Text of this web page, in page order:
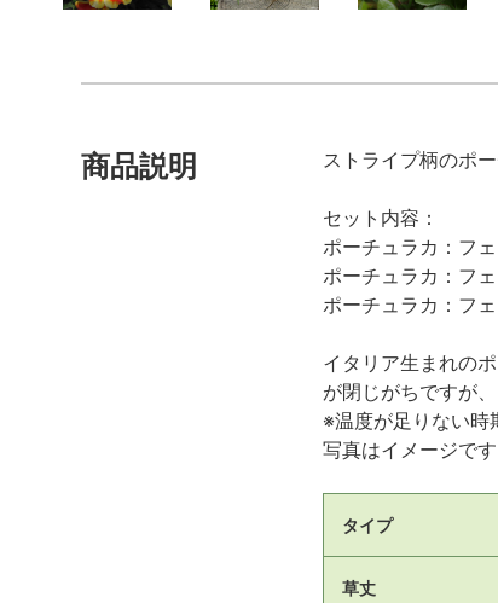
商品説明 ストライプ柄のポ
セット内容：
ポーチュラカ：フ
ポーチュラカ：フ
ポーチュラカ：フ
イタリア生まれの
が閉じがちですが
※温度が足りない時
写真はイメージです
タイプ
草丈